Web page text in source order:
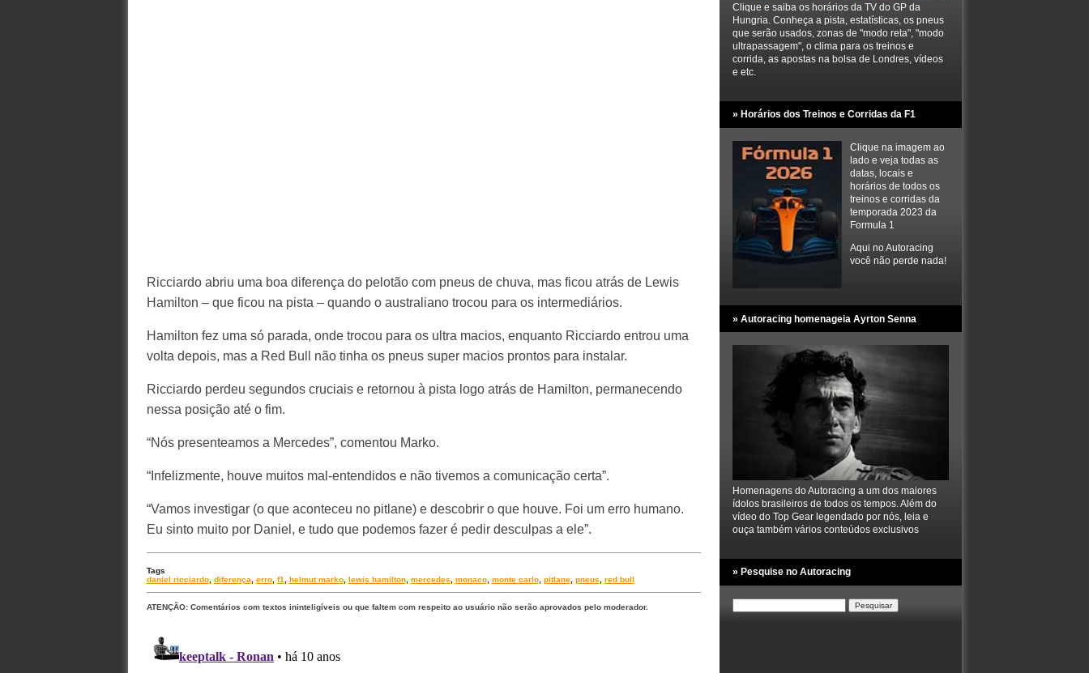
Ricciardo abriu uma boa diferença do pelotão com pneus de chuva, mas ficou atrás de Lewis
Hamilton – que ficou na pista – quando o australiano trocou para os intermediários.
Hamilton fez uma só parada, onde trocou para os ultra macios, enquanto Ricciardo entrou uma
volta depois, mas a Red Bull não tinha os pneus super macios prontos para instalar.
Ricciardo perdeu segundos cruciais e retornou à pista logo atrás de Hamilton, permanecendo
nessa posição até o fim.
“Nós presenteamos a Mercedes”, comentou Marko.
“Infelizmente, houve muitos mal-entendidos e não tivemos a comunicação certa”.
“Vamos investigar (o que aconteceu no pitlane) e descobrir o que houve. Foi um erro humano.
Eu sinto muito por Daniel, e tudo que podemos fazer é pedir desculpas a ele”.
Tags
daniel ricciardo, diferença erro, f1 helmut marko, lewis hamilton, mercedes monaco, monte carlo, pitlane, pneus red bull
ATENÇÃO: Comentários com textos ininteligíveis ou que faltem com respeito ao usuário não serão aprovados pelo moderador.
Clique e saiba os horários da TV do GP da
Hungria. Conheça a pista, estatísticas, os pneus
que serão usados, zonas de "modo reta", "modo
ultrapassagem", o clima para os treinos e
corrida, as apostas na bolsa de Londres, vídeos
e etc.
» Horários dos Treinos e Corridas da F1
Clique na imagem ao
lado e veja todas as
datas, locais e
horários de todos os
treinos e corridas da
temporada 2023 da
Formula 1
Aqui no Autoracing
você não perde nada!
» Autoracing homenageia Ayrton Senna
Homenagens do Autoracing a um dos maiores
ídolos brasileiros de todos os tempos. Além do
vídeo do Top Gear legendado por nós, leia e
ouça também vários conteúdos exclusivos
» Pesquise no Autoracing
por: